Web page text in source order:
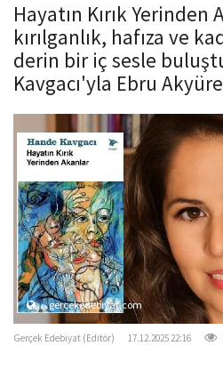
t
i
o
n
Hayatın Kırık
kırılganlık, hafıza ve
derin bir iç sesle
Kavgacı'yla Ebru
gercekedebiyat.com
Gerçek Edebiyat (Editör) 17.12.2025 22:16